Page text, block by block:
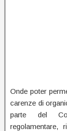
Onde poter
carenze di
parte del
regolamentare,